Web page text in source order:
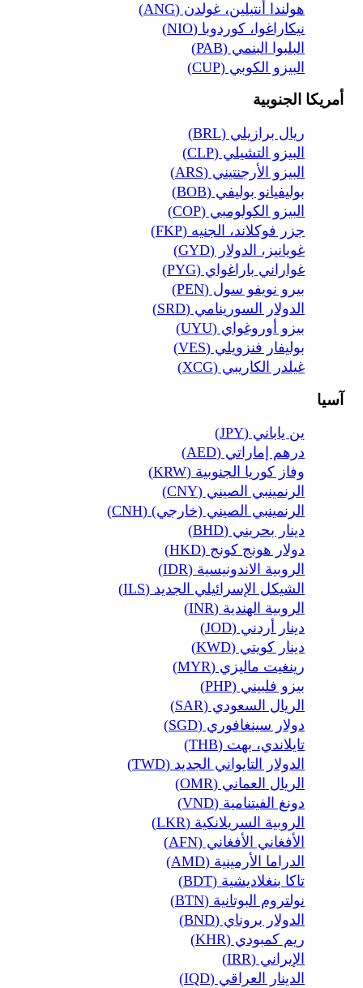
هولندا أنتيلين، غولدن (ANG)
نيكاراغوا، كوردوبا (NIO)
البلبوا البنمي (PAB)
البيزو الكوبي (CUP)
أمريكا الجنوبية
ريال برازيلي (BRL)
البيزو التشيلي (CLP)
البيزو الأرجنتيني (ARS)
بوليفيانو بوليفي (BOB)
البيزو الكولومبي (COP)
جزر فوكلاند، الجنيه (FKP)
غويانيز، الدولار (GYD)
غواراني باراغواي (PYG)
بيرو نويفو سول (PEN)
الدولار السورينامي (SRD)
بيزو أوروغواي (UYU)
بوليفار فنزويلي (VES)
غيلدر الكاريبي (XCG)
آسيا
ين ياباني (JPY)
درهم إماراتي (AED)
وفاز كوريا الجنوبية (KRW)
الرنمينبي الصيني (CNY)
الرنمينبي الصيني (خارجي) (CNH)
دينار بحريني (BHD)
دولار هونج كونج (HKD)
الروبية الاندونيسية (IDR)
الشيكل الإسرائيلي الجديد (ILS)
الروبية الهندية (INR)
دينار أردني (JOD)
دينار كويتي (KWD)
رينغيت ماليزي (MYR)
بيزو فلبيني (PHP)
الريال السعودي (SAR)
دولار سينغافوري (SGD)
تايلاندي، بهت (THB)
الدولار التايواني الجديد (TWD)
الريال العماني (OMR)
دونغ الفيتنامية (VND)
الروبية السريلانكية (LKR)
الأفغاني الأفغاني (AFN)
الدراما الأرمينية (AMD)
تاكا بنغلاديشية (BDT)
نولتروم البوتانية (BTN)
الدولار بروناي (BND)
ريم كمبودي (KHR)
الإيراني (IRR)
الدينار العراقي (IQD)